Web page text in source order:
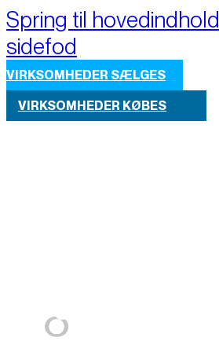
Spring til hovedindhold
sidefod
VIRKSOMHEDER SÆLGES
VIRKSOMHEDER KØBES